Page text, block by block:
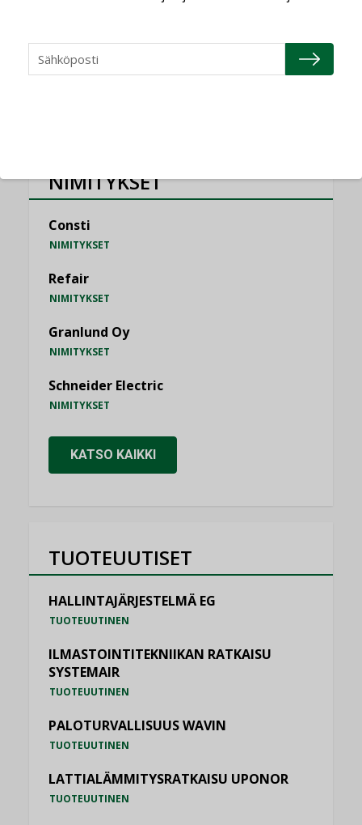
KATSO KAIKKI
NIMITYKSET
Consti
NIMITYKSET
Refair
NIMITYKSET
Granlund Oy
NIMITYKSET
Schneider Electric
NIMITYKSET
KATSO KAIKKI
TUOTEUUTISET
HALLINTAJÄRJESTELMÄ EG
TUOTEUUTINEN
ILMASTOINTITEKNIIKAN RATKAISU
SYSTEMAIR
TUOTEUUTINEN
PALOTURVALLISUUS WAVIN
TUOTEUUTINEN
LATTIALÄMMITYSRATKAISU UPONOR
TUOTEUUTINEN